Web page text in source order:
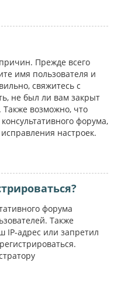
Прежде всего
имя пользователя и
свяжитесь с
не был ли вам закрыт
Также возможно, что
форума,
настроек.
форума
Также
IP-адрес или запретил